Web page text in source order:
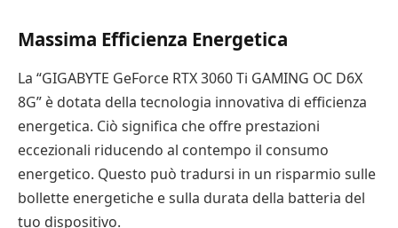
Massima Efficienza Energetica
La “GIGABYTE GeForce RTX 3060 Ti GAMING OC D6X
8G” è dotata della tecnologia innovativa di efficienza
energetica. Ciò significa che offre prestazioni
eccezionali riducendo al contempo il consumo
energetico. Questo può tradursi in un risparmio sulle
bollette energetiche e sulla durata della batteria del
tuo dispositivo.